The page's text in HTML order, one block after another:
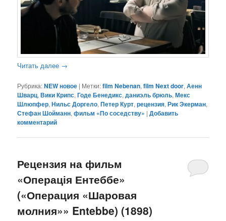
Читать далее →
Рубрика:NEW новое | Метки:film Nebenan,film Next door,Аенн
Шварц,Вики Крипс,Годе Бенедикс,даниэль брюль,Мекс
Шлюпфер,Нильс Доргело,Петер Курт,рецензия,Рик Экерман,
Стефан Шойманн,фильм «По соседству» |Добавить
комментарий
Рецензия на фильм
«Операція Ентеббе»
(«Операция «Шаровая
молния»» Entebbe) (1898)